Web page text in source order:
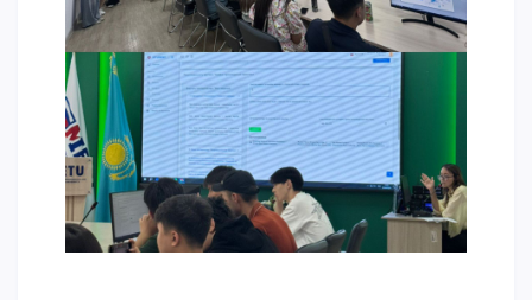
Үндеу сөздері
АССА халықаралық бағдарламасы
Жатақхана және тұрғылықты мекен
Кампусқа саяхат
International studying
METU Courses